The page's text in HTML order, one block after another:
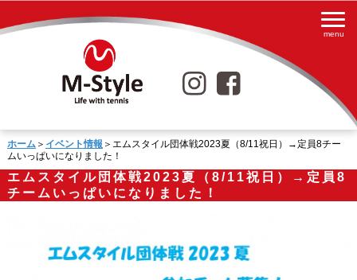
ホーム＞ イベント情報 ＞エムスタイル団体戦2023夏（8/11祝日）→定員8チー
ムいっぱいになりました！
エムスタイル団体戦2023夏（8/11祝日）→定員8
チームいっぱいになりました！